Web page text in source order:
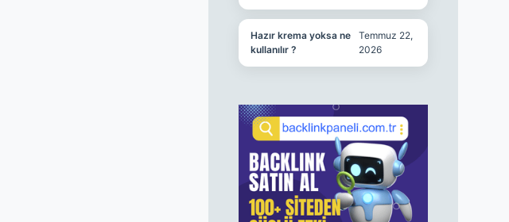
Hazır krema yoksa ne
kullanılır ?
Temmuz 22,
2026